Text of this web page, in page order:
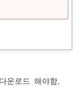
운로드 해야함.